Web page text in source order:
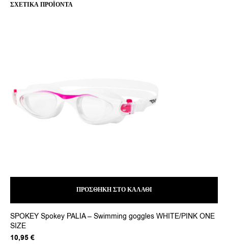
ΣΧΕΤΙΚΆ ΠΡΟΪΌΝΤΑ
ΠΡΟΣΘΉΚΗ ΣΤΟ ΚΑΛΆΘΙ
SPOKEY Spokey PALIA – Swimming goggles WHITE/PINK ONE
SIZE
10,95 €